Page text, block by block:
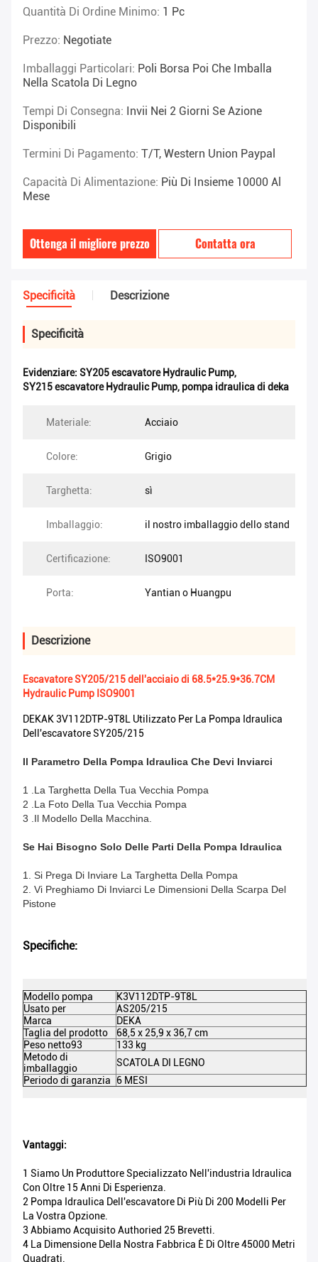
Quantità Di Ordine Minimo: 1 Pc
Prezzo: Negotiate
Imballaggi Particolari: Poli Borsa Poi Che Imballa
Nella Scatola Di Legno
Tempi Di Consegna: Invii Nei 2 Giorni Se Azione
Disponibili
Termini Di Pagamento: T/T, Western Union Paypal
Capacità Di Alimentazione: Più Di Insieme 10000 Al
Mese
Ottenga il migliore prezzo Contatta ora
Specificità Descrizione
Specificità
Evidenziare: SY205 escavatore Hydraulic Pump,
SY215 escavatore Hydraulic Pump, pompa idraulica di deka
Materiale: Acciaio
Colore: Grigio
Targhetta: sì
Imballaggio: il nostro imballaggio dello stand
Certificazione: ISO9001
Porta: Yantian o Huangpu
Descrizione
Escavatore SY205/215 dell'acciaio di 68.5*25.9*36.7CM
Hydraulic Pump ISO9001
DEKAK 3V112DTP-9T8L Utilizzato Per La Pompa Idraulica
Dell'escavatore SY205/215
Il Parametro Della Pompa Idraulica Che Devi Inviarci
1 .La Targhetta Della Tua Vecchia Pompa
2 .La Foto Della Tua Vecchia Pompa
3 .Il Modello Della Macchina.
Se Hai Bisogno Solo Delle Parti Della Pompa Idraulica
1. Si Prega Di Inviare La Targhetta Della Pompa
2. Vi Preghiamo Di Inviarci Le Dimensioni Della Scarpa Del
Pistone
Specifiche:
Modello pompa
K3V112DTP-9T8L
Usato per
AS205/215
Marca
DEKA
Taglia del prodotto
68,5 x 25,9 x 36,7 cm
Peso netto93
133 kg
Metodo di
imballaggio
SCATOLA DI LEGNO
Periodo di garanzia
6 MESI
Vantaggi:
1 Siamo Un Produttore Specializzato Nell'industria Idraulica
Con Oltre 15 Anni Di Esperienza.
2 Pompa Idraulica Dell'escavatore Di Più Di 200 Modelli Per
La Vostra Opzione.
3 Abbiamo Acquisito Authoried 25 Brevetti.
4 La Dimensione Della Nostra Fabbrica È Di Oltre 45000 Metri
Quadrati.